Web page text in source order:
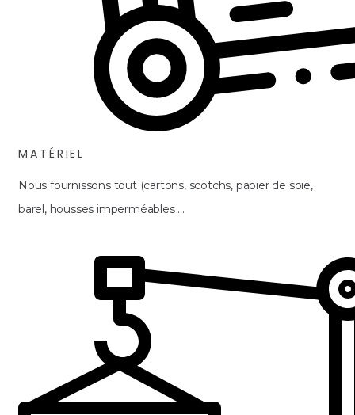
MATÉRIEL
Nous fournissons tout (cartons, scotchs, papier de soie,
barel, housses imperméables ...